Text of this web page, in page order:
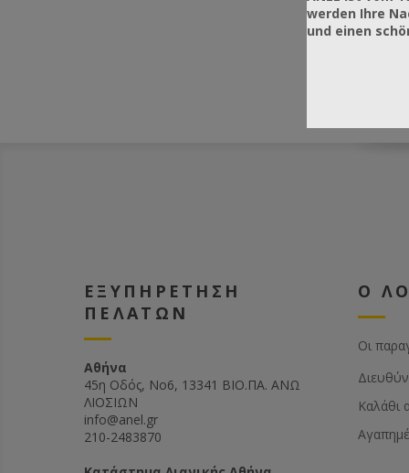
ΕΞΥΠΗΡΕΤΗΣΗ
ΠΕΛΑΤΩΝ
Αθήνα
45η Οδός, Νο6, 13341 ΒΙΟ.ΠΑ. ΑΝΩ
ΛΙΟΣΙΩΝ
info@anel.gr
210-2483870
Ο
Οι
Καλάθι
werden Ihre
und einen